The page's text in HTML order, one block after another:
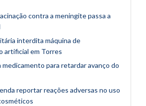
contra a meningite passa a
interdita máquina de
artificial em Torres
medicamento para retardar avanço do
reportar reações adversas no uso